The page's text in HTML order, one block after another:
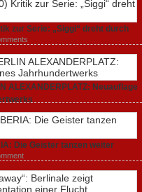
zur Serie: „Siggi“ dreht durch
ALEXANDERPLATZ: Neuauflage
Die Geister tanzen weiter